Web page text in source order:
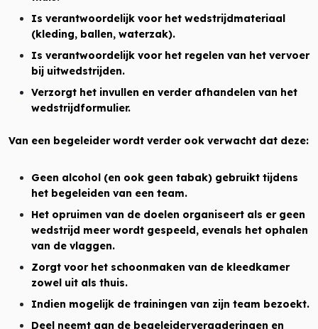
Is verantwoordelijk voor het wedstrijdmateriaal
(kleding, ballen, waterzak).
Is verantwoordelijk voor het regelen van het vervoer
bij uitwedstrijden.
Verzorgt het invullen en verder afhandelen van het
wedstrijdformulier.
Van een begeleider wordt verder ook verwacht dat deze:
Geen alcohol (en ook geen tabak) gebruikt tijdens
het begeleiden van een team.
Het opruimen van de doelen organiseert als er geen
wedstrijd meer wordt gespeeld, evenals het ophalen
van de vlaggen.
Zorgt voor het schoonmaken van de kleedkamer
zowel uit als thuis.
Indien mogelijk de trainingen van zijn team bezoekt.
Deel neemt aan de begeleidervergaderingen en